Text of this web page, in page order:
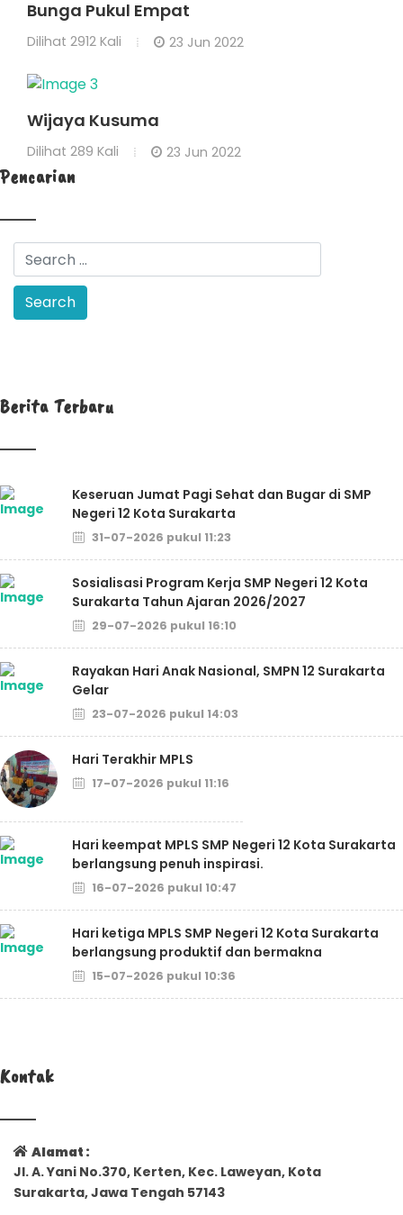
Bunga Pukul Empat
Dilihat 2912 Kali 23 Jun 2022
Wijaya Kusuma
Dilihat 289 Kali 23 Jun 2022
Pencarian
Berita Terbaru
Keseruan Jumat Pagi Sehat dan Bugar di SMP
Negeri 12 Kota Surakarta
31-07-2026 pukul 11:23
Sosialisasi Program Kerja SMP Negeri 12 Kota
Surakarta Tahun Ajaran 2026/2027
29-07-2026 pukul 16:10
Rayakan Hari Anak Nasional, SMPN 12 Surakarta
Gelar
23-07-2026 pukul 14:03
Hari Terakhir MPLS
17-07-2026 pukul 11:16
Hari keempat MPLS SMP Negeri 12 Kota Surakarta
berlangsung penuh inspirasi.
16-07-2026 pukul 10:47
Hari ketiga MPLS SMP Negeri 12 Kota Surakarta
berlangsung produktif dan bermakna
15-07-2026 pukul 10:36
Kontak
Alamat :
Jl. A. Yani No.370, Kerten, Kec. Laweyan, Kota
Surakarta, Jawa Tengah 57143